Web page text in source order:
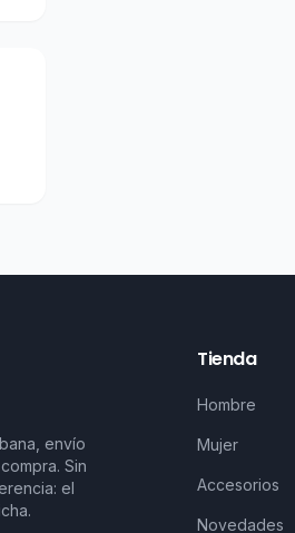
envío
Sin
el
Tienda
Hombre
Mujer
Accesorios
Novedades